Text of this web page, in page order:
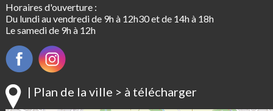
Horaires d'ouverture :
Du lundi au vendredi de 9h à 12h30 et de 14h à 18h
Le samedi de 9h à 12h
| Plan de la ville > à télécharger